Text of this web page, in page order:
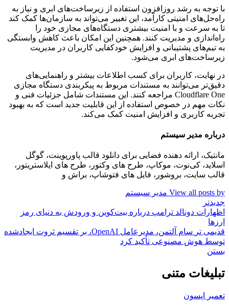
با توجه به رشد روزافزون استفاده از زیرساخت‌های ابری و نیاز به
راه‌حل‌های امنیتی کارآمد، این تغییر می‌تواند به سازمان‌ها کمک کند
تا به سرعت و با امنیت بیشتری دستگاه‌های مجازی خود را
راه‌اندازی و مدیریت کنند. همچنین این امکان باعث کاهش وابستگی
به تیم‌های پشتیبانی و افزایش خودکفایی کاربران در مدیریت
زیرساخت‌های ابری می‌شود.
در نهایت، کاربران برای کسب اطلاعات بیشتر و راهنمایی‌های
دقیق‌تر می‌توانند به مستندات مربوط به پیکربندی دستگاه مجازی
Cloudflare One مراجعه کنند. این مستندات شامل جزئیات فنی و
نکات مهم در خصوص استفاده از این قابلیت جدید است که به بهبود
تجربه کاربری و افزایش امنیت کمک می‌کند.
درباره مدیر سیستم
مانتیک، ارائه دهنده فضایی برای دانلود قالب پاورپوینت، گوگل
اسلاید، کی‌نوت، موکاپ، طرح های وکتور، طرح های ایلاستریتور،
قالب سایت، بروشور، فایل های فتوشاپ، براش و
View all posts by مدیر سیستم
جدیدتر
اظهارات دونالد ترامپ درباره بیت‌کوین و ورودش به دنیای رمز
ارزها
قدیمی تر
سام آلتمن، مدیرعامل OpenAI، بر تقسیم ثروت ایجادشده
توسط هوش مصنوعی تأکید کرد
بستن
تبلیغات متنی
تعمیر اپسون